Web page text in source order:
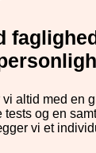
altid med en
og en
vi et